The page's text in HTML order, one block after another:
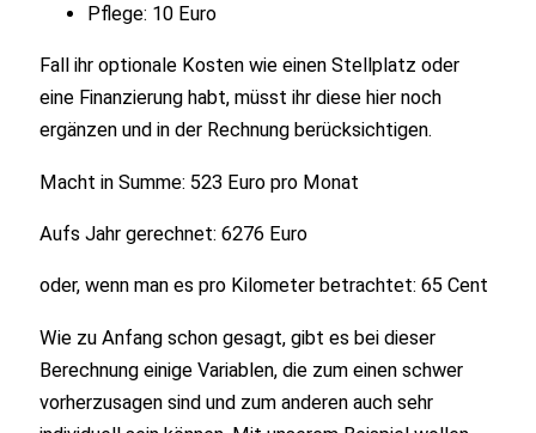
Pflege: 10 Euro
Fall ihr optionale Kosten wie einen Stellplatz oder
eine Finanzierung habt, müsst ihr diese hier noch
ergänzen und in der Rechnung berücksichtigen.
Macht in Summe: 523 Euro pro Monat
Aufs Jahr gerechnet: 6276 Euro
oder, wenn man es pro Kilometer betrachtet: 65 Cent
Wie zu Anfang schon gesagt, gibt es bei dieser
Berechnung einige Variablen, die zum einen schwer
vorherzusagen sind und zum anderen auch sehr